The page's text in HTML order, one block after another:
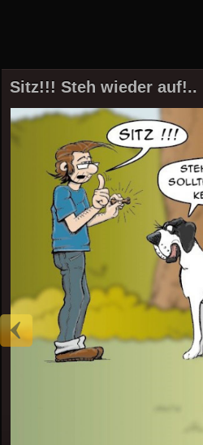
Sitz!!! Steh wieder auf!..